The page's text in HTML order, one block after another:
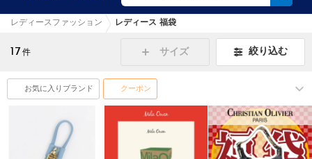
レディースファッション レディース 福袋
17 件 サイズ 絞り込む
お気に入りブランド クーポン